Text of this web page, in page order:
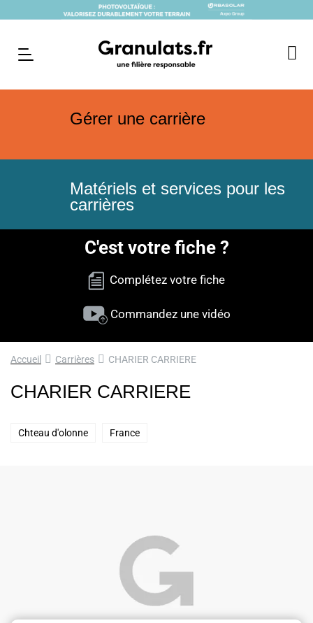
Gérer une carrière
Matériels et services pour les
carrières
C'est votre fiche ?
Complétez votre fiche
Commandez une vidéo
Accueil Carrières CHARIER CARRIERE
CHARIER CARRIERE
Chteau d'olonne France